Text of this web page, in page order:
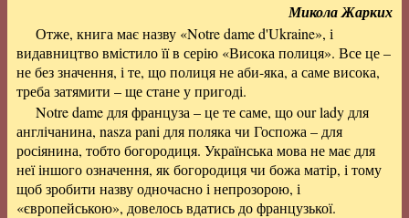
Микола Жарких
Отже, книга має назву «Notre dame d'Ukraine», і
видавництво вмістило її в серію «Висока полиця». Все це –
не без значення, і те, що полиця не аби-яка, а саме висока,
треба затямити – ще стане у пригоді.
Notre dame для француза – це те саме, що our lady для
англічанина, nasza pani для поляка чи Госпожа – для
росіянина, тобто богородиця. Українська мова не має для
неї іншого означення, як богородиця чи божа матір, і тому
щоб зробити назву одночасно і непрозорою, і
«європейською», довелось вдатись до французької.